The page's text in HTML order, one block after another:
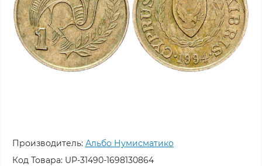
Производитель: Альбо Нумисматико
Код Товара: UP-31490-1698130864